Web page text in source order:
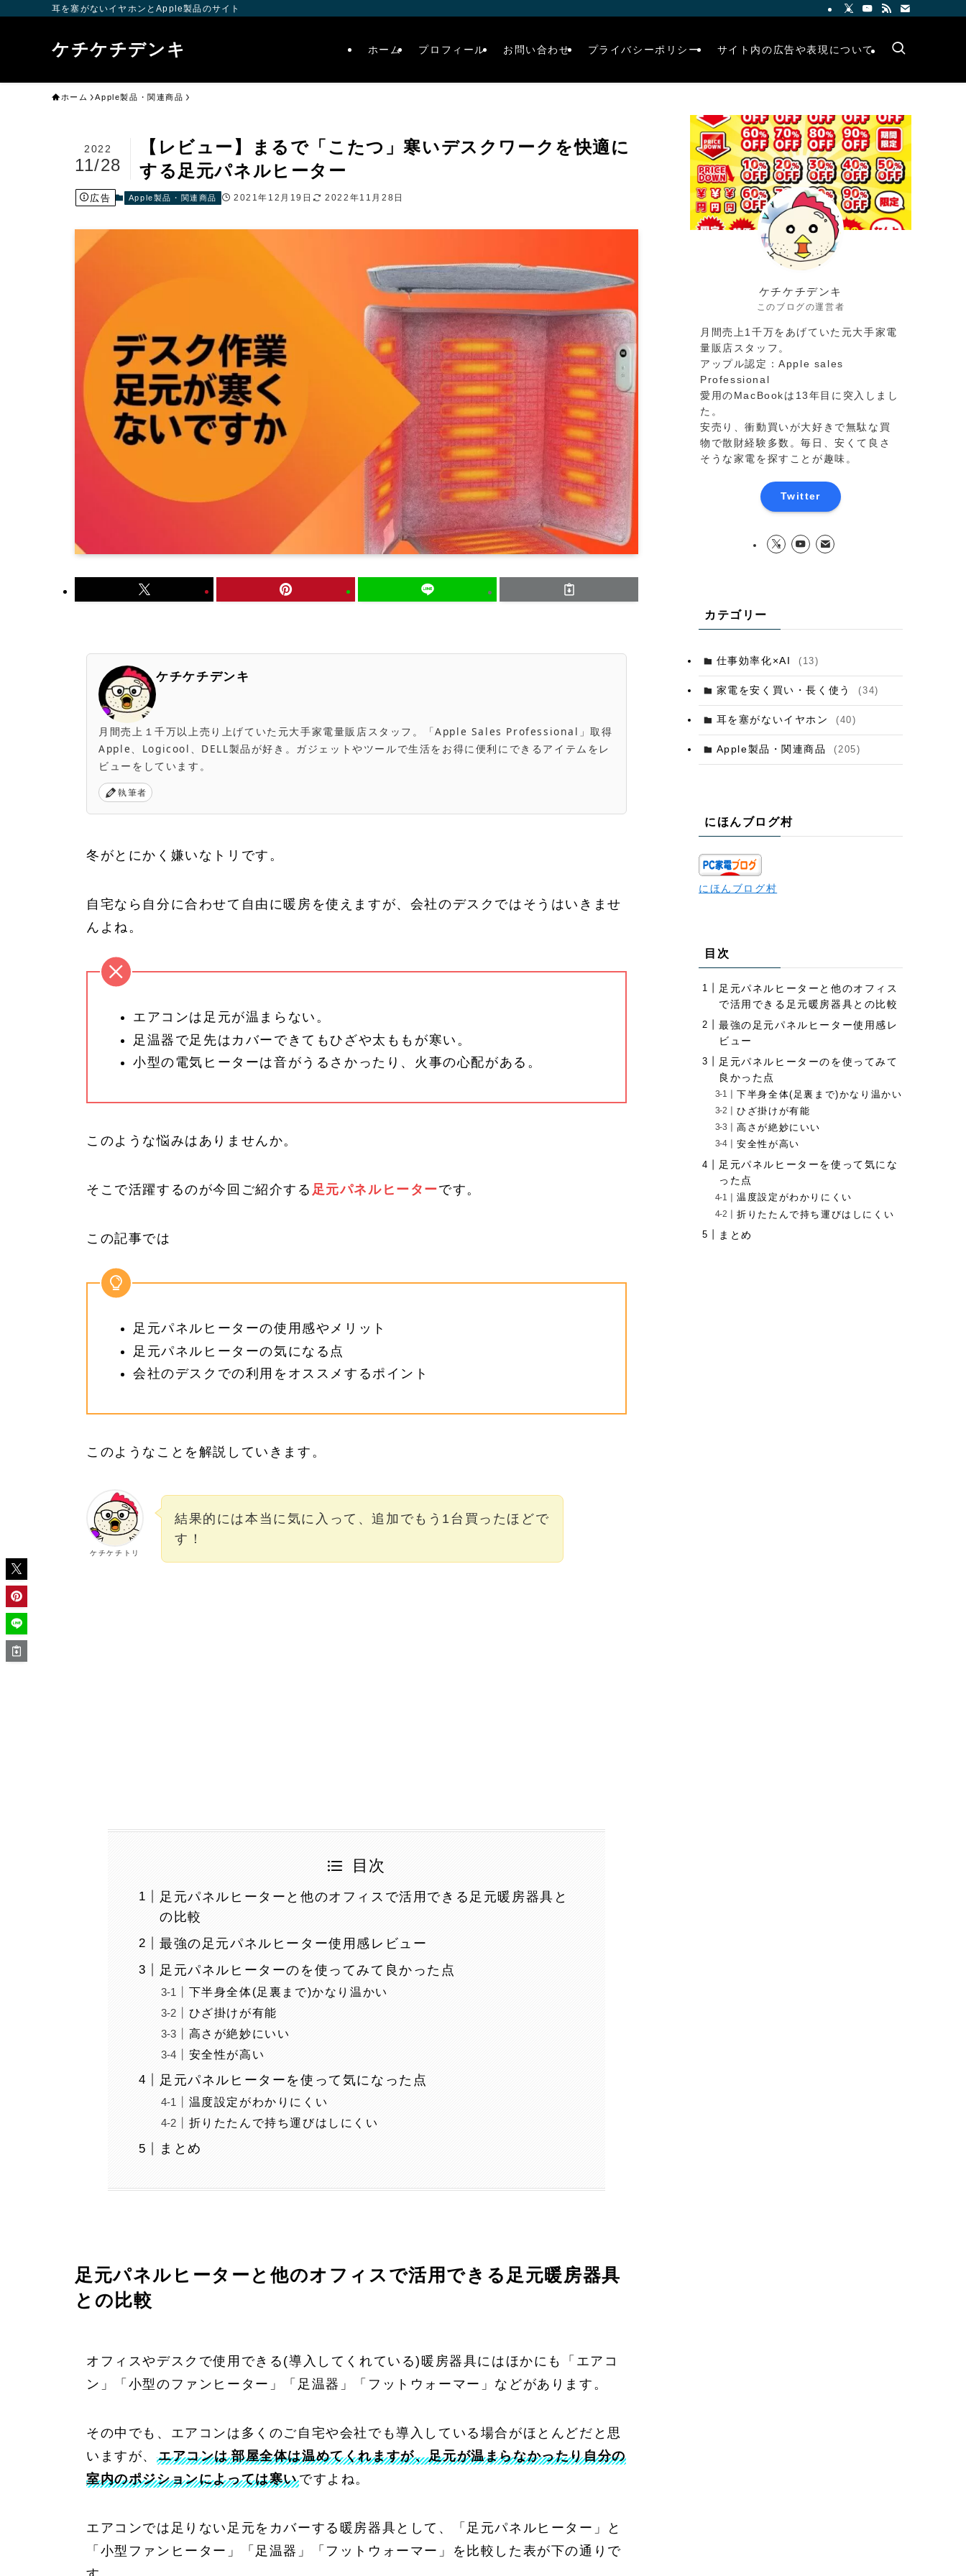
耳を塞がないイヤホンとApple製品のサイト
ケチケチデンキ ホーム プロフィール お問い合わせ プライバシーポリシー サイト内の広告や表現について
ホーム Apple製品・関連商品
【レビュー】まるで「こたつ」寒いデスクワークを快適に
する足元パネルヒーター
2022
11/28
広告 Apple製品・関連商品 2021年12月19日 2022年11月28日
ケチケチデンキ
月間売上１千万以上売り上げていた元大手家電量販店スタッフ。「Apple Sales Professional」取得
Apple、Logicool、DELL製品が好き。ガジェットやツールで生活をお得に便利にできるアイテムをレ
ビューをしています。
執筆者
冬がとにかく嫌いなトリです。
自宅なら自分に合わせて自由に暖房を使えますが、会社のデスクではそうはいきませ
んよね。
エアコンは足元が温まらない。
足温器で足先はカバーできてもひざや太ももが寒い。
小型の電気ヒーターは音がうるさかったり、火事の心配がある。
このような悩みはありませんか。
そこで活躍するのが今回ご紹介する 足元パネルヒーターです。
この記事では
足元パネルヒーターの使用感やメリット
足元パネルヒーターの気になる点
会社のデスクでの利用をオススメするポイント
このようなことを解説していきます。
ケチケチトリ
結果的には本当に気に入って、追加でもう1台買ったほどで
す！
目次
足元パネルヒーターと他のオフィスで活用できる足元暖房器具と
の比較
最強の足元パネルヒーター使用感レビュー
足元パネルヒーターのを使ってみて良かった点
下半身全体(足裏まで)かなり温かい
ひざ掛けが有能
高さが絶妙にいい
安全性が高い
足元パネルヒーターを使って気になった点
温度設定がわかりにくい
折りたたんで持ち運びはしにくい
まとめ
足元パネルヒーターと他のオフィスで活用できる足元暖房器具
との比較
オフィスやデスクで使用できる(導入してくれている)暖房器具にはほかにも「エアコ
ン」「小型のファンヒーター」「足温器」「フットウォーマー」などがあります。
その中でも、エアコンは多くのご自宅や会社でも導入している場合がほとんどだと思
いますが、 エアコンは 部屋全体は温めてくれますが、足元が温まらなかったり自分の
室内のポジションによっては寒いですよね。
エアコンでは足りない足元をカバーする暖房器具として、「足元パネルヒーター」と
「小型ファンヒーター」「足温器」「フットウォーマー」を比較した表が下の通りで
ケチケチデンキ
このブログの運営者
月間売上1千万をあげていた元大手家電
量販店スタッフ。
アップル認定：Apple sales
Professional
愛用のMacBookは13年目に突入しまし
た。
安売り、衝動買いが大好きで無駄な買
物で散財経験多数。毎日、安くて良さ
そうな家電を探すことが趣味。
Twitter
カテゴリー
仕事効率化×AI (13)
家電を安く買い・長く使う (34)
耳を塞がないイヤホン (40)
Apple製品・関連商品 (205)
にほんブログ村
にほんブログ村
目次
足元パネルヒーターと他のオフィス
で活用できる足元暖房器具との比較
最強の足元パネルヒーター使用感レ
ビュー
足元パネルヒーターのを使ってみて
良かった点
下半身全体(足裏まで)かなり温かい
ひざ掛けが有能
高さが絶妙にいい
安全性が高い
足元パネルヒーターを使って気にな
った点
温度設定がわかりにくい
折りたたんで持ち運びはしにくい
まとめ